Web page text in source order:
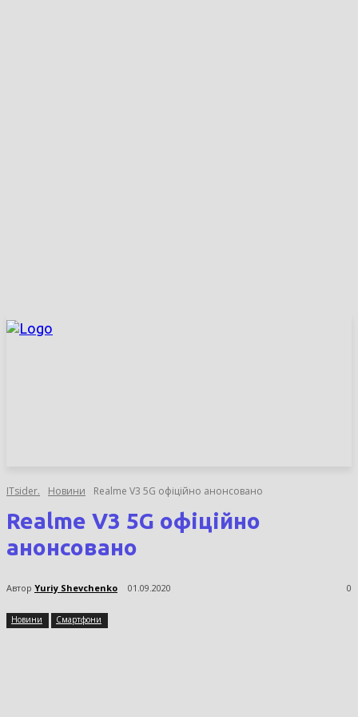
ITsider. Новини Realme V3 5G офіційно анонсовано
Realme V3 5G офіційно
анонсовано
Автор Yuriy Shevchenko 01.09.2020 0
Новини Смартфони